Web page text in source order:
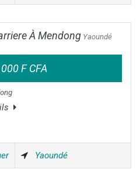
À Mendong Yaoundé
F CFA
Yaoundé